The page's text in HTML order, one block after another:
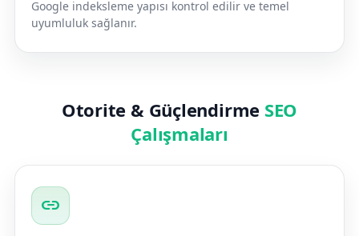
Google indeksleme yapısı kontrol edilir ve temel
uyumluluk sağlanır.
Otorite & Güçlendirme SEO
Çalışmaları
link